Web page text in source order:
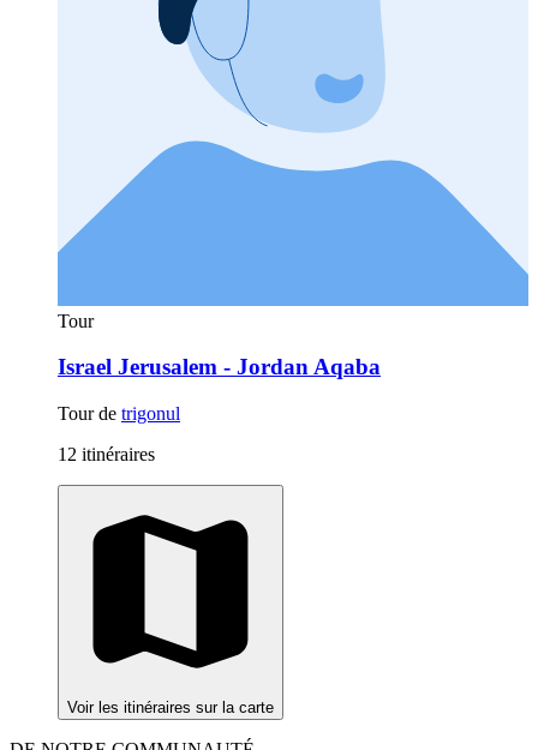
Tour
Israel Jerusalem - Jordan Aqaba
Tour de trigonul
12 itinéraires
Voir les itinéraires sur la carte